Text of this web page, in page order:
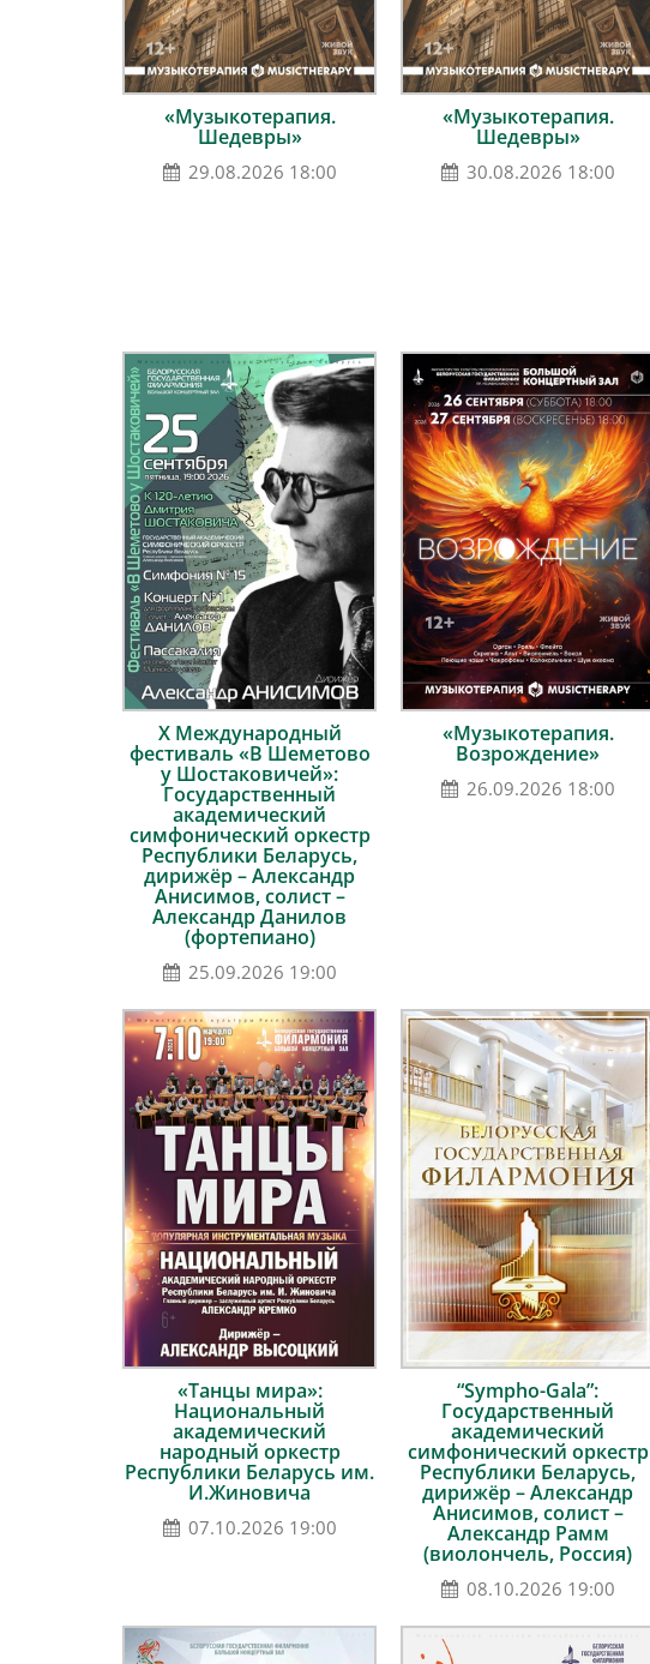
«Музыкотерапия.
Шедевры»
29.08.2026 18:00
«Музыкотерапия.
Шедевры»
30.08.2026 18:00
Х Международный
фестиваль «В Шеметово
у Шостаковичей»:
Государственный
академический
симфонический оркестр
Республики Беларусь,
дирижёр – Александр
Анисимов, солист –
Александр Данилов
(фортепиано)
25.09.2026 19:00
«Музыкотерапия.
Возрождение»
26.09.2026 18:00
«Танцы мира»:
Национальный
академический
народный оркестр
Республики Беларусь им.
И.Жиновича
07.10.2026 19:00
“Sympho-Gala”:
Государственный
академический
симфонический оркестр
Республики Беларусь,
дирижёр – Александр
Анисимов, солист –
Александр Рамм
(виолончель, Россия)
08.10.2026 19:00